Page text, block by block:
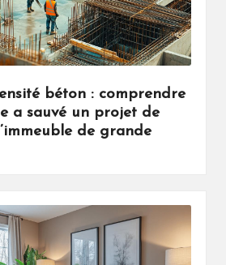
béton : comprendre
a sauvé un projet de
de grande